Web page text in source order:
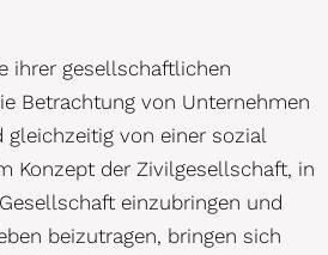
ihrer gesellschaftlichen
Betrachtung von Unternehmen
von einer sozial
Konzept der Zivilgesellschaft, in
einzubringen und
beizutragen, bringen sich